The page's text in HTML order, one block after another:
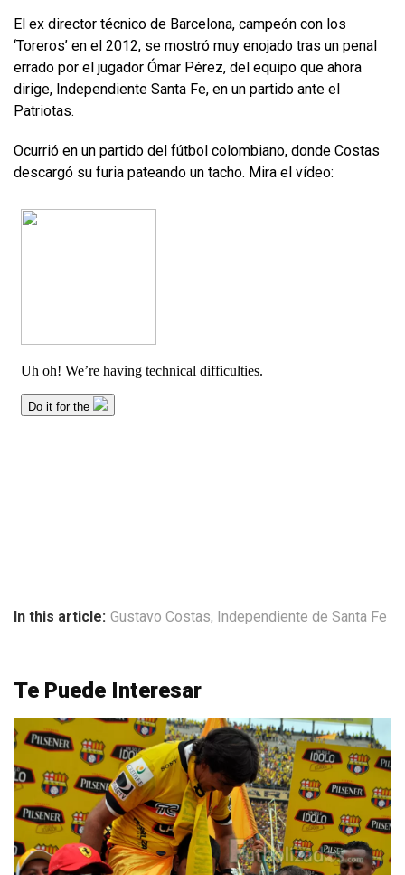
El ex director técnico de Barcelona, campeón con los
‘Toreros’ en el 2012, se mostró muy enojado tras un penal
errado por el jugador Ómar Pérez, del equipo que ahora
dirige, Independiente Santa Fe, en un partido ante el
Patriotas.
Ocurrió en un partido del fútbol colombiano, donde Costas
descargó su furia pateando un tacho. Mira el vídeo:
In this article: Gustavo Costas, Independiente de Santa Fe
Te Puede Interesar